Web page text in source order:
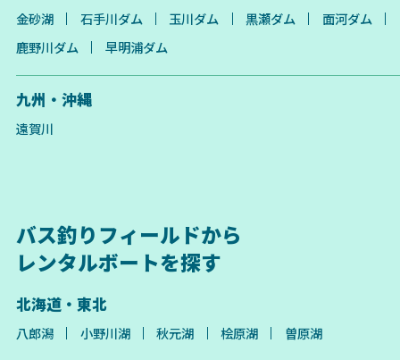
金砂湖
石手川ダム 玉川ダム 黒瀬ダム
面河ダム
鹿野川ダム
早明浦ダム
九州・沖縄
遠賀川
バス釣りフィールドから
レンタルボートを探す
北海道・東北
八郎潟 小野川湖 秋元湖 桧原湖 曽原湖